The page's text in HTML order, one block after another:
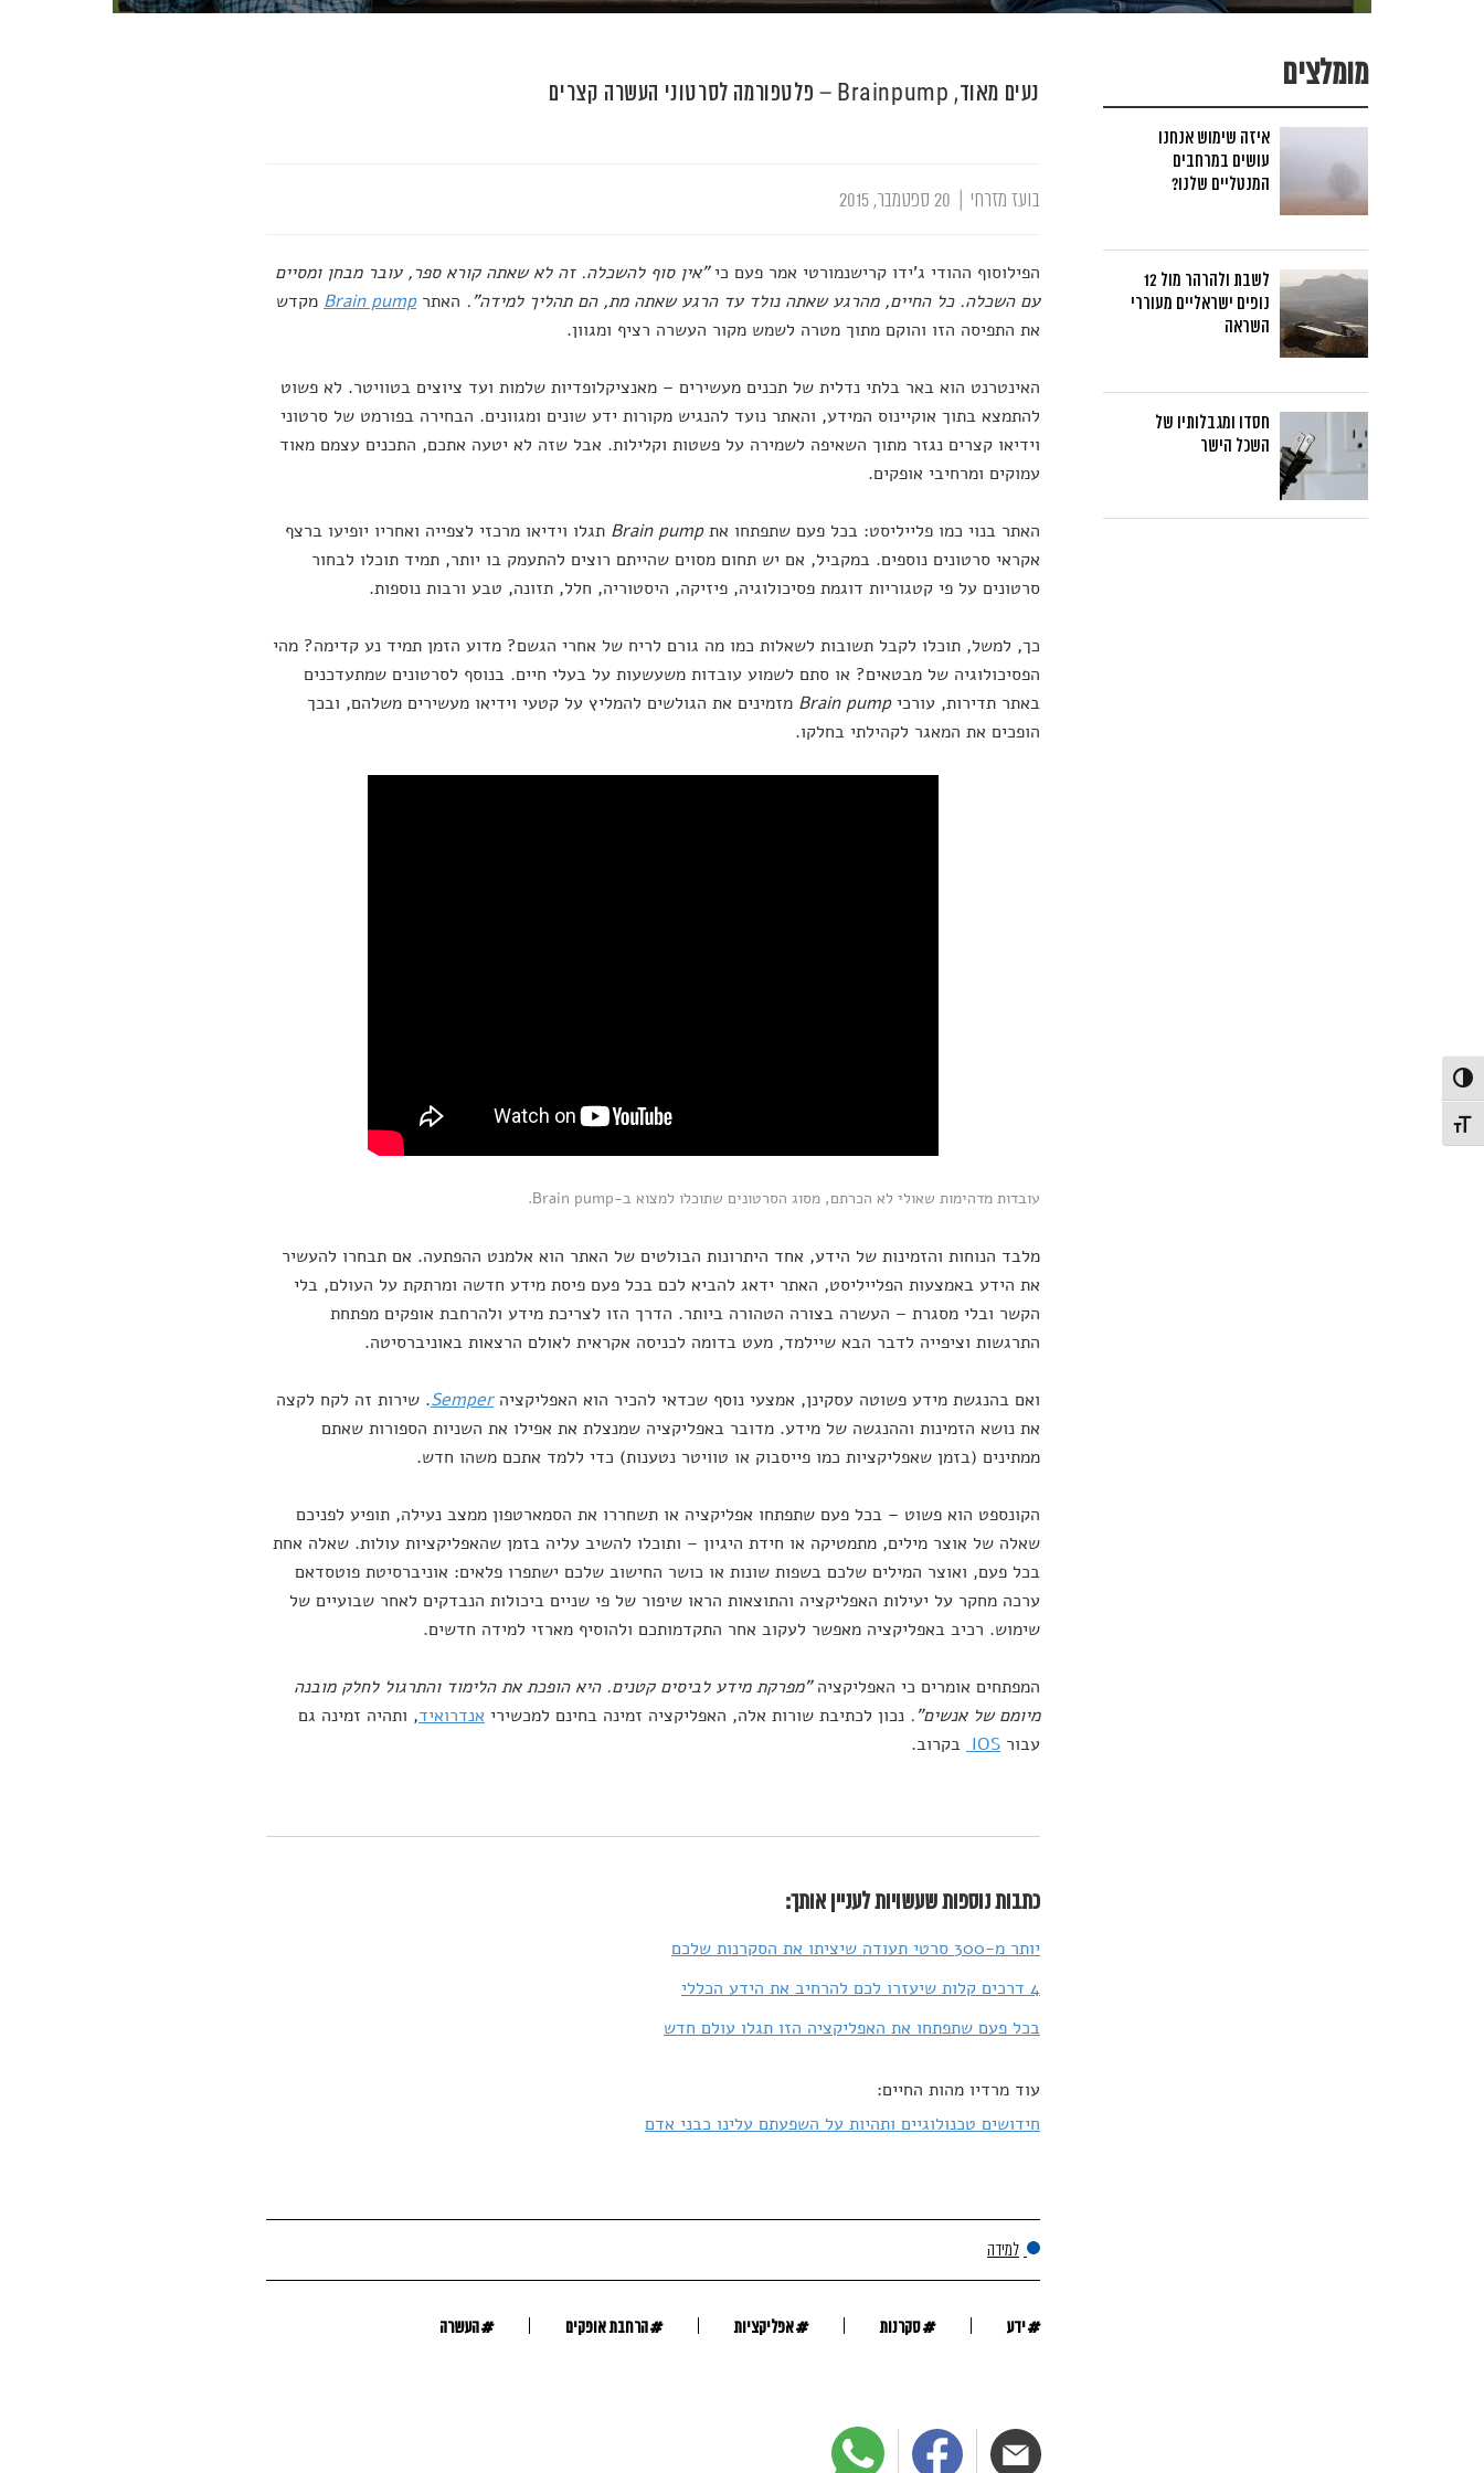
הפעל/כבה ניגודיות גבוהה
מתג גודל גופן
נעים מאוד, Brainpump – פלטפורמה לסרטוני העשרה קצרים
בועז מזרחי
הפילוסוף ההודי ג'ידו קרישנמורטי אמר פעם כי"אין סוף להשכלה. זה לא שאתה קורא ספר, עובר מבחן ומסיים
עם השכלה. כל החיים, מהרגע שאתה נולד עד הרגע שאתה מת, הם תהליך למידה". האתרBrain pump מקדש
את התפיסה הזו והוקם מתוך מטרה לשמש מקור העשרה רציף ומגוון.
האינטרנט הוא באר בלתי נדלית של תכנים מעשירים – מאנציקלופדיות שלמות ועד ציוצים בטוויטר. לא פשוט
להתמצא בתוך אוקיינוס המידע, והאתר נועד להנגיש מקורות ידע שונים ומגוונים. הבחירה בפורמט של סרטוני
וידיאו קצרים נגזר מתוך השאיפה לשמירה על פשטות וקלילות. אבל שזה לא יטעה אתכם, התכנים עצמם מאוד
עמוקים ומרחיבי אופקים.
האתר בנוי כמו פלייליסט: בכל פעם שתפתחו אתBrain pump תגלו וידיאו מרכזי לצפייה ואחריו יופיעו ברצף
אקראי סרטונים נוספים. במקביל, אם יש תחום מסוים שהייתם רוצים להתעמק בו יותר, תמיד תוכלו לבחור
סרטונים על פי קטגוריות דוגמת פסיכולוגיה, פיזיקה, היסטוריה, חלל, תזונה, טבע ורבות נוספות.
כך, למשל, תוכלו לקבל תשובות לשאלות כמו מה גורם לריח של אחרי הגשם? מדוע הזמן תמיד נע קדימה? מהי
הפסיכולוגיה של מבטאים? או סתם לשמוע עובדות משעשעות על בעלי חיים. בנוסף לסרטונים שמתעדכנים
באתר תדירות, עורכיBrain pump מזמינים את הגולשים להמליץ על קטעי וידיאו מעשירים משלהם, ובכך
הופכים את המאגר לקהילתי בחלקו.
עובדות מדהימות שאולי לא הכרתם, מסוג הסרטונים שתוכלו למצוא ב-Brain pump.
מלבד הנוחות והזמינות של הידע, אחד היתרונות הבולטים של האתר הוא אלמנט ההפתעה. אם תבחרו להעשיר
את הידע באמצעות הפלייליסט, האתר ידאג להביא לכם בכל פעם פיסת מידע חדשה ומרתקת על העולם, בלי
הקשר ובלי מסגרת – העשרה בצורה הטהורה ביותר. הדרך הזו לצריכת מידע ולהרחבת אופקים מפתחת
התרגשות וציפייה לדבר הבא שיילמד, מעט בדומה לכניסה אקראית לאולם הרצאות באוניברסיטה.
ואם בהנגשת מידע פשוטה עסקינן, אמצעי נוסף שכדאי להכיר הוא האפליקציהSemper. שירות זה לקח לקצה
את נושא הזמינות וההנגשה של מידע. מדובר באפליקציה שמנצלת את אפילו את השניות הספורות שאתם
ממתינים (בזמן שאפליקציות כמו פייסבוק או טוויטר נטענות) כדי ללמד אתכם משהו חדש.
הקונספט הוא פשוט – בכל פעם שתפתחו אפליקציה או תשחררו את הסמארטפון ממצב נעילה, תופיע לפניכם
שאלה של אוצר מילים, מתמטיקה או חידת היגיון – ותוכלו להשיב עליה בזמן שהאפליקציות עולות. שאלה אחת
בכל פעם, ואוצר המילים שלכם בשפות שונות או כושר החישוב שלכם ישתפרו פלאים: אוניברסיטת פוטסדאם
ערכה מחקר על יעילות האפליקציה והתוצאות הראו שיפור של פי שניים ביכולות הנבדקים לאחר שבועיים של
שימוש. רכיב באפליקציה מאפשר לעקוב אחר התקדמותכם ולהוסיף מארזי למידה חדשים.
המפתחים אומרים כי האפליקציה"מפרקת מידע לביסים קטנים. היא הופכת את הלימוד והתרגול לחלק מובנה
מיומם של אנשים". נכון לכתיבת שורות אלה, האפליקציה זמינה בחינם למכשירי אנדרואיד, ותהיה זמינה גם
עבור IOS בקרוב.
כתבות נוספות שעשויות לעניין אותך:
יותר מ-300 סרטי תעודה שיציתו את הסקרנות שלכם
4 דרכים קלות שיעזרו לכם להרחיב את הידע הכללי
בכל פעם שתפתחו את האפליקציה הזו תגלו עולם חדש
עוד מרדיו מהות החיים:
חידושים טכנולוגיים ותהיות על השפעתם עלינו כבני אדם
למידה
#ידע #סקרנות #אפליקציות #הרחבת אופקים #העשרה
מומלצים
איזה שימוש אנחנו
עושים במרחבים
המנטליים שלנו?
לשבת ולהרהר מול 12
נופים ישראליים מעוררי
השראה
חסדו ומגבלותיו של
השכל הישר